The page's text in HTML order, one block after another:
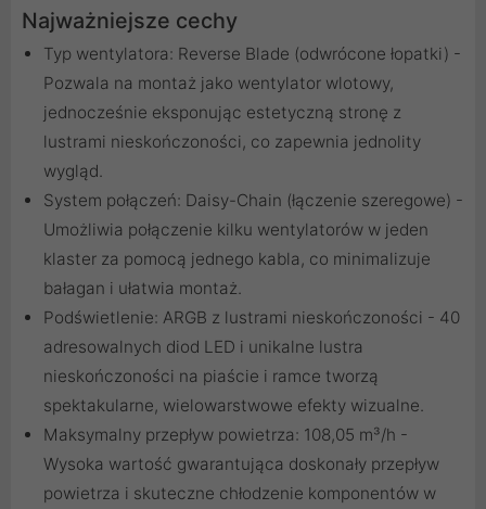
Najważniejsze cechy
Typ wentylatora: Reverse Blade (odwrócone łopatki) -
Pozwala na montaż jako wentylator wlotowy,
jednocześnie eksponując estetyczną stronę z
lustrami nieskończoności, co zapewnia jednolity
wygląd.
System połączeń: Daisy-Chain (łączenie szeregowe) -
Umożliwia połączenie kilku wentylatorów w jeden
klaster za pomocą jednego kabla, co minimalizuje
bałagan i ułatwia montaż.
Podświetlenie: ARGB z lustrami nieskończoności - 40
adresowalnych diod LED i unikalne lustra
nieskończoności na piaście i ramce tworzą
spektakularne, wielowarstwowe efekty wizualne.
Maksymalny przepływ powietrza: 108,05 m³/h -
Wysoka wartość gwarantująca doskonały przepływ
powietrza i skuteczne chłodzenie komponentów w